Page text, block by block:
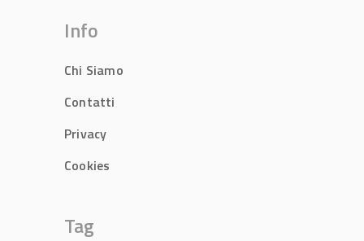
Info
Chi Siamo
Contatti
Privacy
Cookies
Tag